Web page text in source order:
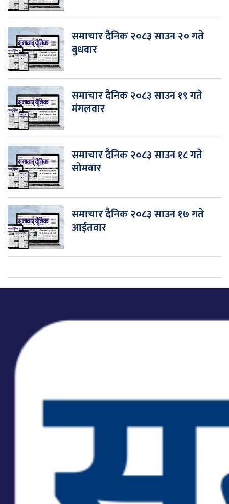
समाचार दैनिक २०८३ साउन २० गते
बुधवार
समाचार दैनिक २०८३ साउन १९ गते
मंगलवार
समाचार दैनिक २०८३ साउन १८ गते
सोमवार
समाचार दैनिक २०८३ साउन १७ गते
आईतवार